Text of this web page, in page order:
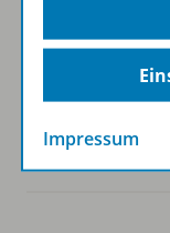
Kundenservice
Impressum